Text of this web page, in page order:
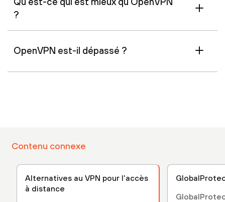
?
OpenVPN est-il dépassé ?
Contenu connexe
Alternatives au VPN pour l'accès
à distance